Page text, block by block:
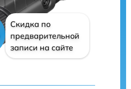
Скидка по
предварительной
записи на сайте